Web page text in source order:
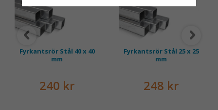
Fyrkantsrör Stål 40 x 40
mm
240 kr
Fyrkantsrör Stål 25 x 25
mm
248 kr